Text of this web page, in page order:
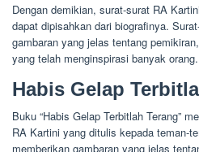
Dengan demikian, surat-surat RA
dapat dipisahkan dari biografinya.
gambaran yang jelas tentang
yang telah menginspirasi banyak orang.
Habis Gelap
Buku “Habis Gelap Terbitlah Terang”
RA Kartini yang ditulis kepada teman-
memberikan gambaran yang jelas